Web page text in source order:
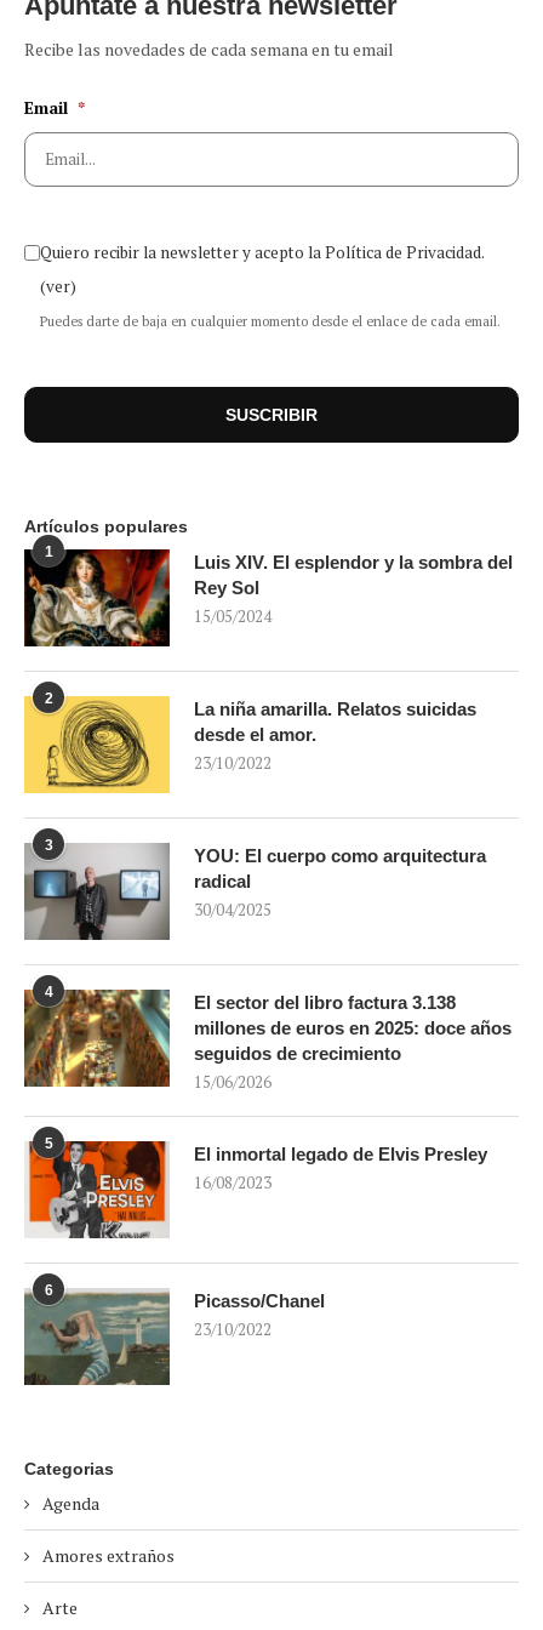
Recibe las novedades de cada semana en tu email
Email *
Quiero recibir la newsletter y acepto la Política de Privacidad.
(ver)
Puedes darte de baja en cualquier momento desde el enlace de cada email.
Artículos populares
1
Luis XIV. El esplendor y la sombra del
Rey Sol
15/05/2024
2
La niña amarilla. Relatos suicidas
desde el amor.
23/10/2022
3
YOU: El cuerpo como arquitectura
radical
30/04/2025
4
El sector del libro factura 3.138
millones de euros en 2025: doce años
seguidos de crecimiento
15/06/2026
5
El inmortal legado de Elvis Presley
16/08/2023
6
Picasso/Chanel
23/10/2022
Categorias
Agenda
Amores extraños
Arte